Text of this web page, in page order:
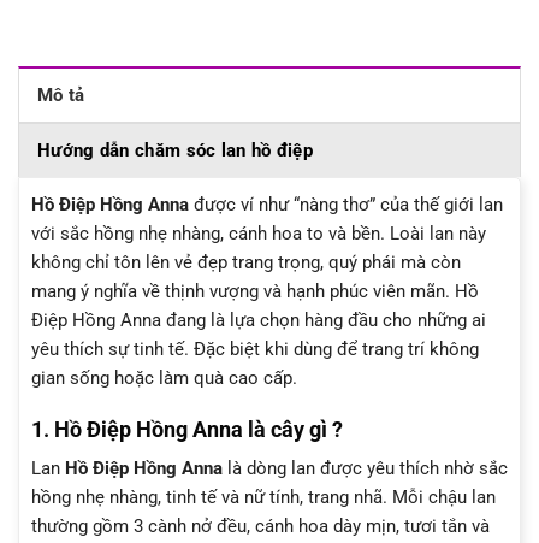
Mô tả
Hướng dẫn chăm sóc lan hồ điệp
Hồ Điệp Hồng Anna được ví như “nàng thơ” của thế giới lan
với sắc hồng nhẹ nhàng, cánh hoa to và bền. Loài lan này
không chỉ tôn lên vẻ đẹp trang trọng, quý phái mà còn
mang ý nghĩa về thịnh vượng và hạnh phúc viên mãn. Hồ
Điệp Hồng Anna đang là lựa chọn hàng đầu cho những ai
yêu thích sự tinh tế. Đặc biệt khi dùng để trang trí không
gian sống hoặc làm quà cao cấp.
1. Hồ Điệp Hồng Anna là cây gì ?
Lan Hồ Điệp Hồng Anna là dòng lan được yêu thích nhờ sắc
hồng nhẹ nhàng, tinh tế và nữ tính, trang nhã. Mỗi chậu lan
thường gồm 3 cành nở đều, cánh hoa dày mịn, tươi tắn và